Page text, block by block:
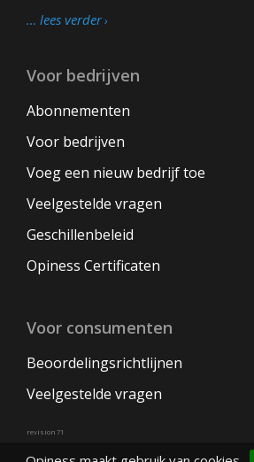
… lees verder
Voor bedrijven
Abonnementen
Voor bedrijven
Voeg een nieuw bedrijf toe
Veelgestelde vragen
Geschillenbeleid
Opiness Certificaten
Voor consumenten
Beoordelingsrichtlijnen
Veelgestelde vragen
revision 71